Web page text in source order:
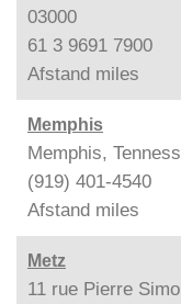
03000
61 3 9691 7900
Afstand miles
Memphis
Memphis,
(919) 401-4540
Afstand miles
Metz
11 rue Pierre